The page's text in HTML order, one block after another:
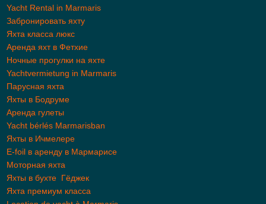
Yacht Rental in Marmaris
Забронировать яхту
Яхта класса люкс
Aренда яхт в Фетхие
Ночные прогулки на яхте
Yachtvermietung in Marmaris
Парусная яхта
Яхты в Бодруме
Аренда гулеты
Yacht bérlés Marmarisban
Яхты в Ичмелере
E-foil в аренду в Мармарисе
Моторная яхта
Яхты в бухте Гёджек
Яхта премиум класса